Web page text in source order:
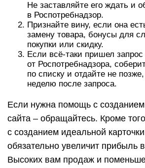
Не заставляйте его ждать и
в Роспотребнадзор.
Признайте вину, если она
замену товара, бонусы для
покупки или скидку.
Если всё-таки пришел запрос
от Роспотребнадзора,
по списку и отдайте не
неделю после запроса.
Если нужна помощь с
сайта – обращайтесь. Кроме
с созданием идеальной
обязательно увеличит прибыль
Высоких вам продаж и